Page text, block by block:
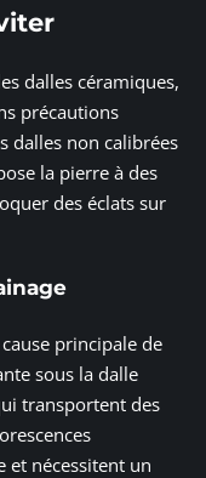
dalles céramiques,
précautions
dalles non calibrées
la pierre à des
des éclats sur
principale de
sous la dalle
transportent des
et nécessitent un